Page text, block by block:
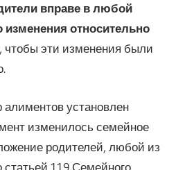
вправе в любой
изменения относительно
чтобы эти изменения были
установлен
изменилось семейное
родителей, любой из
статьей 119 Семейного